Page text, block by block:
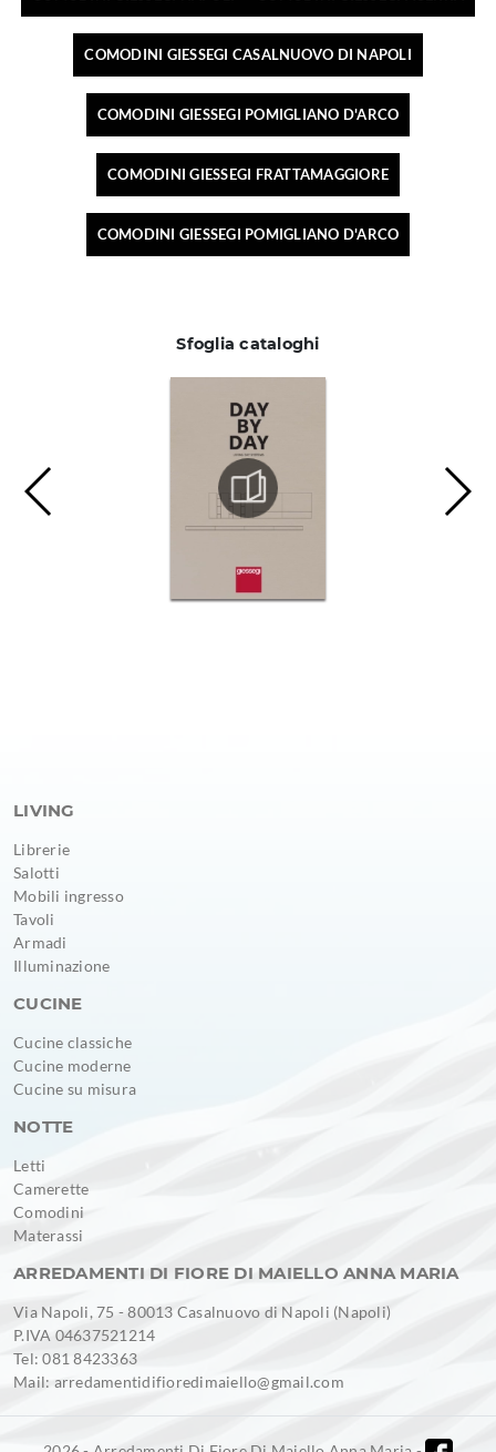
COMODINI GIESSEGI CASALNUOVO DI NAPOLI
COMODINI GIESSEGI POMIGLIANO D'ARCO
COMODINI GIESSEGI FRATTAMAGGIORE
COMODINI GIESSEGI POMIGLIANO D'ARCO
Sfoglia cataloghi
LIVING
Librerie
Salotti
Mobili ingresso
Tavoli
Armadi
Illuminazione
CUCINE
Cucine classiche
Cucine moderne
Cucine su misura
NOTTE
Letti
Camerette
Comodini
Materassi
ARREDAMENTI DI FIORE DI MAIELLO ANNA MARIA
Via Napoli, 75 - 80013 Casalnuovo di Napoli (Napoli)
P.IVA 04637521214
Tel: 081 8423363
Mail: arredamentidifioredimaiello@gmail.com